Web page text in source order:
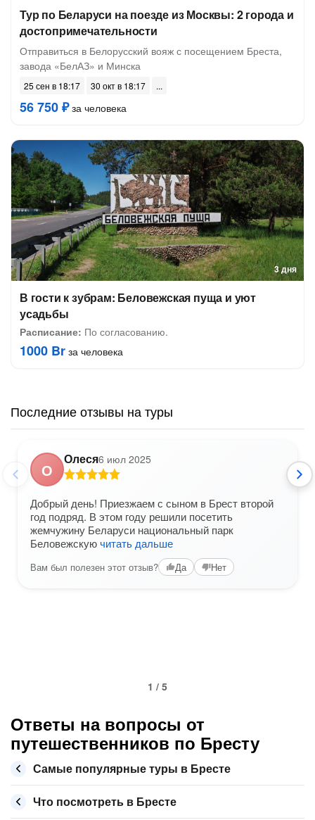
Тур по Беларуси на поезде из Москвы: 2 города и
достопримечательности
Отправиться в Белорусский вояж с посещением Бреста,
завода «БелАЗ» и Минска
25 сен в 18:17 30 окт в 18:17
56 750 ₽за человека
3 дня
В гости к зубрам: Беловежская пуща и уют
усадьбы
Расписание: По согласованию.
1000 Br за человека
Последние отзывы на туры
О
Олеся6 июл 2025
Добрый день! Приезжаем с сыном в Брест второй
год подряд. В этом году решили посетить
жемчужину Беларуси национальный парк
Беловежскуючитать дальше
Вам был полезен этот отзыв? Да Нет
1 / 5
Ответы на вопросы от
путешественников по Бресту
Самые популярные туры в Бресте
Что посмотреть в Бресте